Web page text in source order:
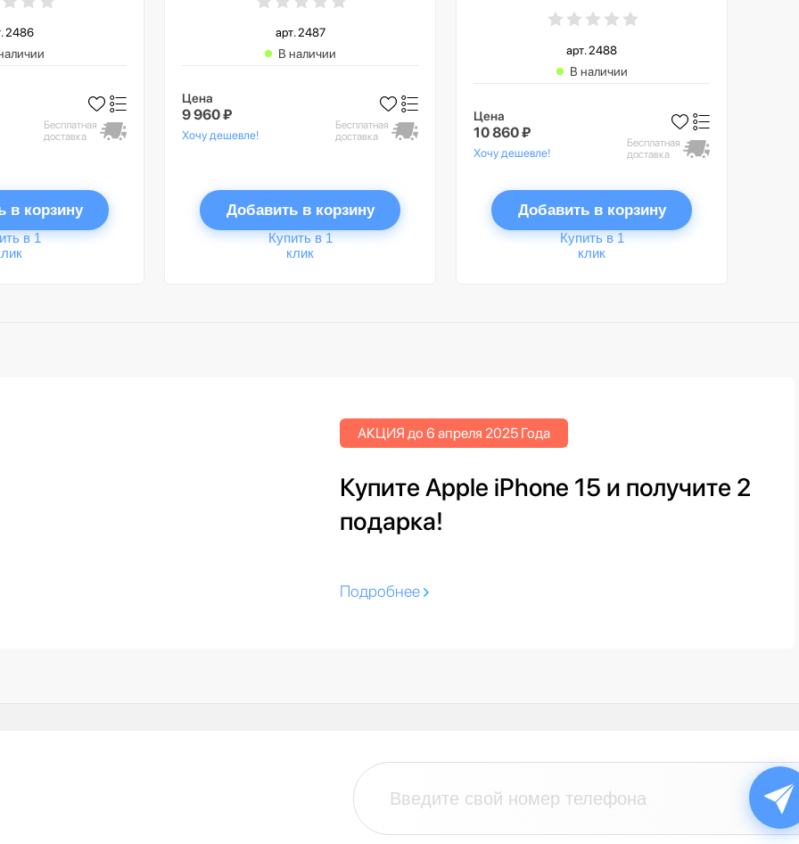
2486
Бесплатная
доставка
в корзину
в 1
арт. 2487
В наличии
Цена
9 960 ₽
Хочу дешевле!
Бесплатная
доставка
Добавить в корзину
Купить в 1
клик
арт. 2488
В наличии
Цена
10 860 ₽
Хочу дешевле!
Бесплатная
доставка
Добавить в корзину
Купить в 1
клик
АКЦИЯ до 6 апреля 2025 Года
Купите Apple iPhone 15 и получите 2
подарка!
Подробнее